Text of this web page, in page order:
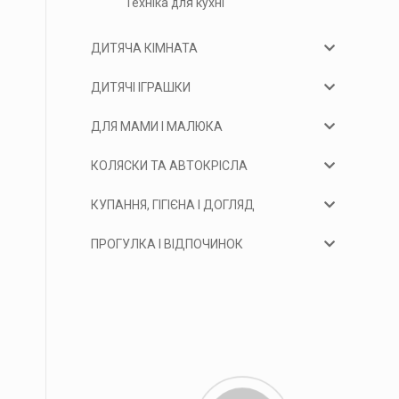
ДИТЯЧА КІМНАТА
ДИТЯЧІ ІГРАШКИ
ДЛЯ МАМИ І МАЛЮКА
КОЛЯСКИ ТА АВТОКРІСЛА
КУПАННЯ, ГІГІЄНА І ДОГЛЯД
ПРОГУЛКА І ВІДПОЧИНОК